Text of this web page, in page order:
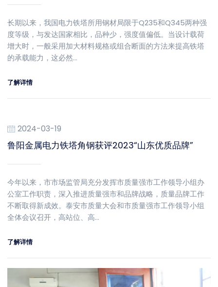
长期以来，我国电力铁塔所用钢材局限于Q235和Q345两种强
度等级，与发达国家相比，品种少，强度值偏低。当设计载荷
增大时，一般采用加大材料规格或组合断面的方法来提高铁塔
的承载能力，这必然…
了解详情
2024-03-19
鲁阳金属电力铁塔角钢获评2023“山东优质品牌”
今年以来，市市场监管局充分发挥市质量强市工作领导小组办
公室工作职责，深入推进质量强市和品牌战略，质量品牌工作
不断取得新成效。泰安市质量大会和市质量强市工作领导小组
全体会议召开，高站位、高…
了解详情